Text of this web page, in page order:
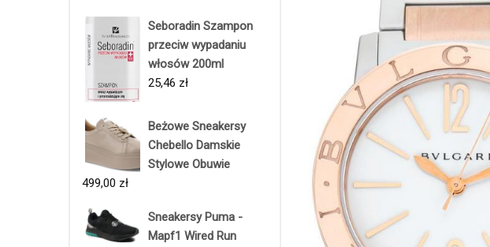
Seboradin Szampon
przeciw wypadaniu
włosów 200ml
25,46 zł
Beżowe Sneakersy
Chebello Damskie
Stylowe Obuwie
499,00 zł
Sneakersy Puma -
Mapf1 Wired Run